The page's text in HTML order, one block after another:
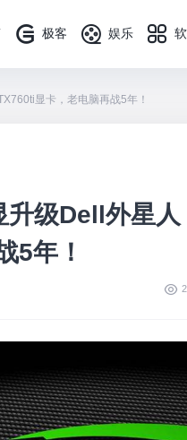
极客 娱乐
显卡，老电脑再战5年！
升级Dell外星人
5年！